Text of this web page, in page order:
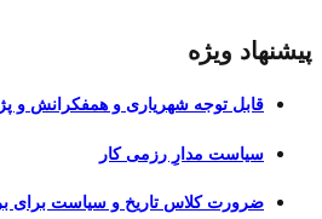
پیشنهاد ویژه
قابل توجه شهریاری و همفکرانش و
سیاست مدارِ رزمی کار
ضرورت کلاس تاریخ و سیاست برای